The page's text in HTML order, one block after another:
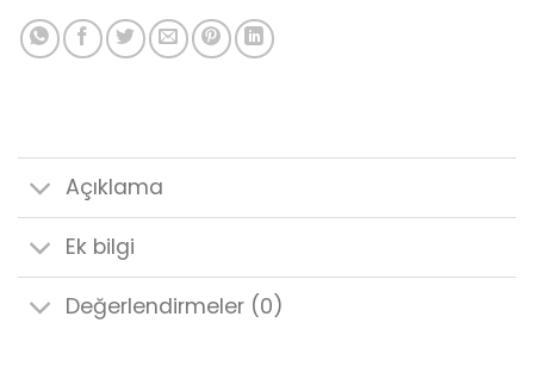
Açıklama
Ek bilgi
Değerlendirmeler (0)